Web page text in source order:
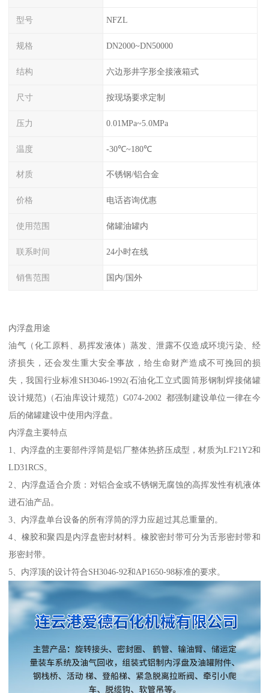
型号 NFZL
规格 DN2000~DN50000
结构 六边形井字形全接液箱式
尺寸 按现场要求定制
压力 0.01MPa~5.0MPa
温度 -30℃~180℃
材质 不锈钢/铝合金
价格 电话咨询优惠
使用范围 储罐油罐内
联系时间 24小时在线
销售范围 国内/国外
内浮盘用途
油气（化工原料、易挥发液体）蒸发、泄露不仅造成环境污染、经
济损失，还会发生重大安全事故，给生命财产造成不可挽回的损
失，我国行业标准SH3046-1992(石油化工立式圆筒形钢制焊接储罐
设计规范)（石油库设计规范）G074-2002 都强制建设单位一律在今
后的储罐建设中使用内浮盘。
内浮盘主要特点
1、内浮盘的主要部件浮筒是铝厂整体热挤压成型，材质为LF21Y2和
LD31RCS。
2、内浮盘适合介质：对铝合金或不锈钢无腐蚀的高挥发性有机液体
进石油产品。
3、内浮盘单台设备的所有浮筒的浮力应超过其总重量的。
4、橡胶和聚四是内浮盘密封材料。橡胶密封带可分为舌形密封带和
形密封带。
5、内浮顶的设计符合SH3046-92和AP1650-98标准的要求。